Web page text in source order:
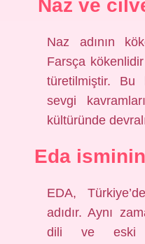
Naz ve
Naz adının
Farsça
türetilmiştir. Bu
sevgi
kültüründe
Eda
EDA,
adıdır. Aynı
dili ve eski